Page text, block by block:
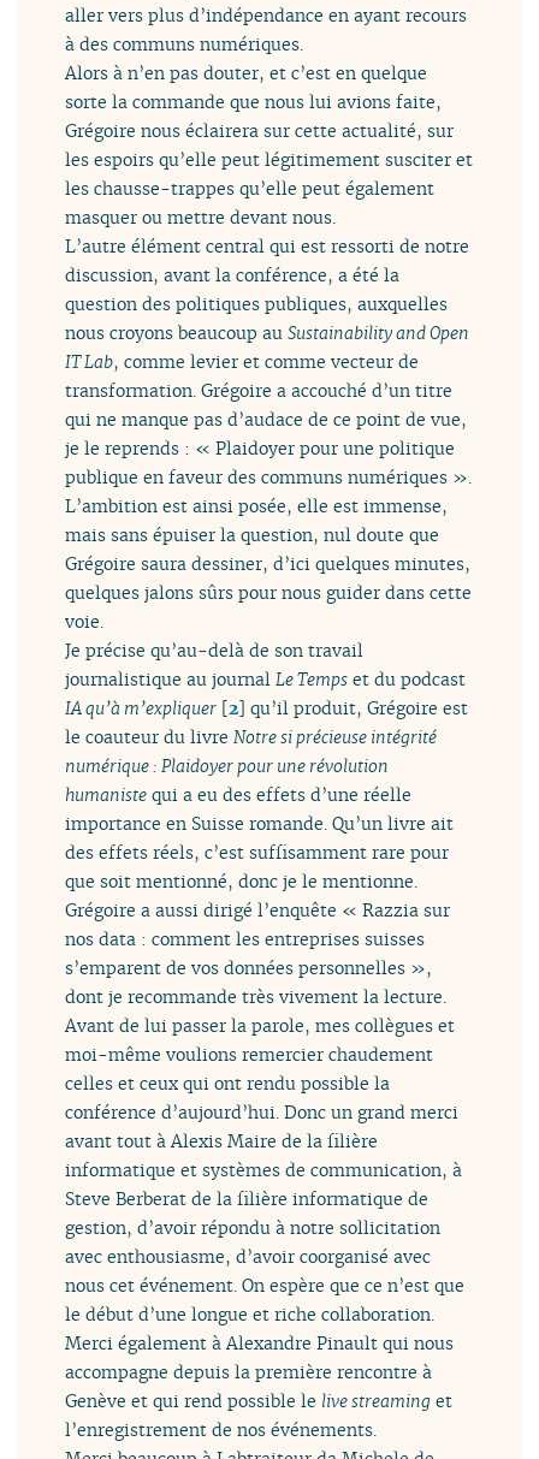
aller vers plus d’indépendance en ayant recours
à des communs numériques.
Alors à n’en pas douter, et c’est en quelque
sorte la commande que nous lui avions faite,
Grégoire nous éclairera sur cette actualité, sur
les espoirs qu’elle peut légitimement susciter et
les chausse-trappes qu’elle peut également
masquer ou mettre devant nous.
L’autre élément central qui est ressorti de notre
discussion, avant la conférence, a été la
question des politiques publiques, auxquelles
nous croyons beaucoup auSustainability and Open
IT Lab, comme levier et comme vecteur de
transformation. Grégoire a accouché d’un titre
qui ne manque pas d’audace de ce point de vue,
je le reprends : « Plaidoyer pour une politique
publique en faveur des communs numériques ».
L’ambition est ainsi posée, elle est immense,
mais sans épuiser la question, nul doute que
Grégoire saura dessiner, d’ici quelques minutes,
quelques jalons sûrs pour nous guider dans cette
voie.
Je précise qu’au-delà de son travail
journalistique au journalLe Temps et du podcast
IA qu’à m’expliquer [2] qu’il produit, Grégoire est
le coauteur du livreNotre si précieuse intégrité
numérique : Plaidoyer pour une révolution
humaniste qui a eu des effets d’une réelle
importance en Suisse romande. Qu’un livre ait
des effets réels, c’est suffisamment rare pour
que soit mentionné, donc je le mentionne.
Grégoire a aussi dirigé l’enquête « Razzia sur
nos data : comment les entreprises suisses
s’emparent de vos données personnelles »,
dont je recommande très vivement la lecture.
Avant de lui passer la parole, mes collègues et
moi-même voulions remercier chaudement
celles et ceux qui ont rendu possible la
conférence d’aujourd’hui. Donc un grand merci
avant tout à Alexis Maire de la filière
informatique et systèmes de communication, à
Steve Berberat de la filière informatique de
gestion, d’avoir répondu à notre sollicitation
avec enthousiasme, d’avoir coorganisé avec
nous cet événement. On espère que ce n’est que
le début d’une longue et riche collaboration.
Merci également à Alexandre Pinault qui nous
accompagne depuis la première rencontre à
Genève et qui rend possible le live streaming et
l’enregistrement de nos événements.